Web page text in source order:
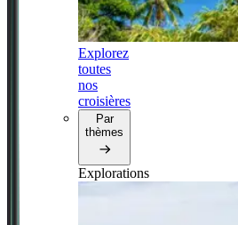
Explorez
toutes
nos
croisières
Par
thèmes
Explorations